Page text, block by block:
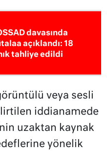
davasında
açıklandı: 18
tahliye edildi
veya sesli
iddianamede
uzaktan kaynak
yönelik